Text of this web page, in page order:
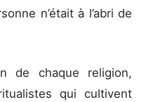
n’était à l’abri de
de chaque religion,
qui cultivent